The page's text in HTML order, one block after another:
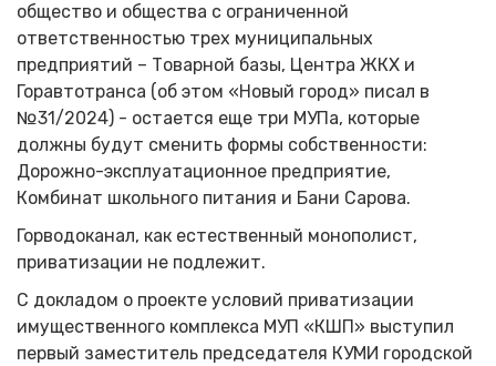
общество и общества с ограниченной
ответственностью трех муниципальных
предприятий – Товарной базы, Центра ЖКХ и
Горавтотранса (об этом «Новый город» писал в
№31/2024) - остается еще три МУПа, которые
должны будут сменить формы собственности:
Дорожно-эксплуатационное предприятие,
Комбинат школьного питания и Бани Сарова.
Горводоканал, как естественный монополист,
приватизации не подлежит.
С докладом о проекте условий приватизации
имущественного комплекса МУП «КШП» выступил
первый заместитель председателя КУМИ городской